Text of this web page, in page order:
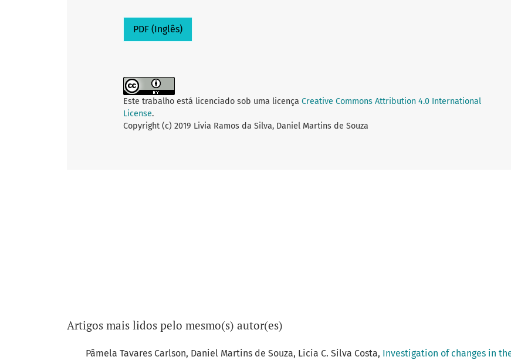
PDF (Inglês)
Este trabalho está licenciado sob uma licença Creative Commons Attribution 4.0 International
License.
Copyright (c) 2019 Livia Ramos da Silva, Daniel Martins de Souza
Artigos mais lidos pelo mesmo(s) autor(es)
Pâmela Tavares Carlson, Daniel Martins de Souza, Licia C. Silva Costa, Investigation of changes in